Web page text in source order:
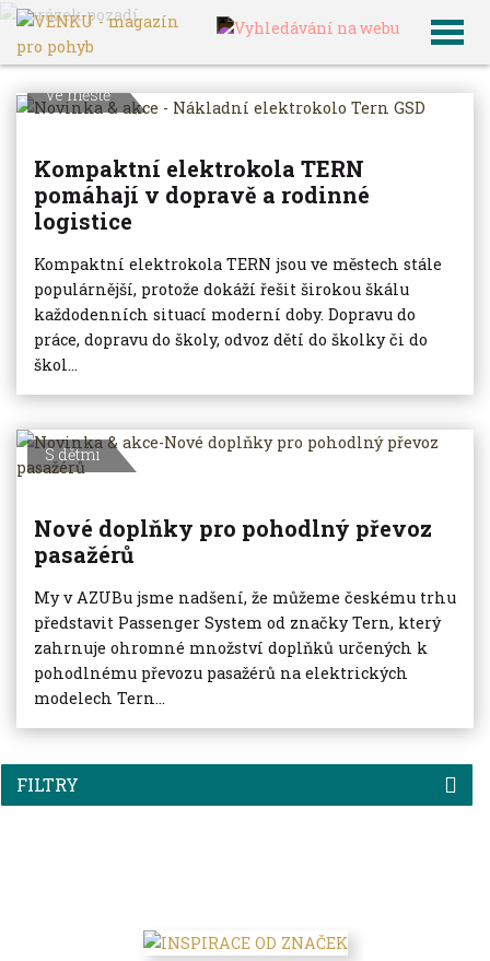
VENKU Archiv článků
FILTRY
Ve městě
Kompaktní elektrokola TERN
pomáhají v dopravě a rodinné
logistice
Kompaktní elektrokola TERN jsou ve městech stále
populárnější, protože dokáží řešit širokou škálu
každodenních situací moderní doby. Dopravu do
práce, dopravu do školy, odvoz dětí do školky či do
škol...
S dětmi
Nové doplňky pro pohodlný převoz
pasažérů
My v AZUBu jsme nadšení, že můžeme českému trhu
představit Passenger System od značky Tern, který
zahrnuje ohromné množství doplňků určených k
pohodlnému převozu pasažérů na elektrických
modelech Tern...